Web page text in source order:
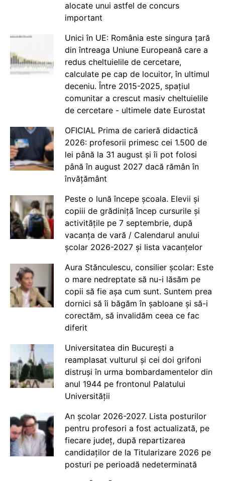
alocate unui astfel de concurs
important
Unici în UE: România este singura țară
din întreaga Uniune Europeană care a
redus cheltuielile de cercetare,
calculate pe cap de locuitor, în ultimul
deceniu. Între 2015-2025, spațiul
comunitar a crescut masiv cheltuielile
de cercetare - ultimele date Eurostat
OFICIAL Prima de carieră didactică
2026: profesorii primesc cei 1.500 de
lei până la 31 august și îi pot folosi
până în august 2027 dacă rămân în
învățământ
Peste o lună începe școala. Elevii și
copiii de grădiniță încep cursurile și
activitățile pe 7 septembrie, după
vacanța de vară / Calendarul anului
școlar 2026-2027 și lista vacanțelor
Aura Stănculescu, consilier școlar: Este
o mare nedreptate să nu-i lăsăm pe
copii să fie așa cum sunt. Suntem prea
dornici să îi băgăm în șabloane și să-i
corectăm, să invalidăm ceea ce fac
diferit
Universitatea din București a
reamplasat vulturul și cei doi grifoni
distruși în urma bombardamentelor din
anul 1944 pe frontonul Palatului
Universității
An școlar 2026-2027. Lista posturilor
pentru profesori a fost actualizată, pe
fiecare județ, după repartizarea
candidaților de la Titularizare 2026 pe
posturi pe perioadă nedeterminată